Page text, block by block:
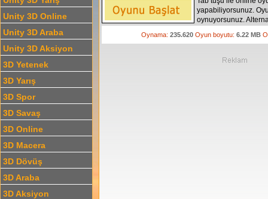
Unity 3D Online
Unity 3D Araba
Unity 3D Aksiyon
3D Yetenek
3D Yarış
3D Spor
3D Savaş
3D Online
3D Macera
3D Dövüş
3D Araba
3D Aksiyon
yapabiliyorsunuz.
oynuyorsunuz.
4, 5 ve 6 tuşlarını
Oynama: 235.620 Oyun boyutu: 6.22 MB